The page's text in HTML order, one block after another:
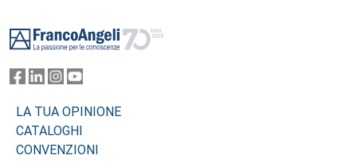
LA TUA OPINIONE
CATALOGHI
CONVENZIONI